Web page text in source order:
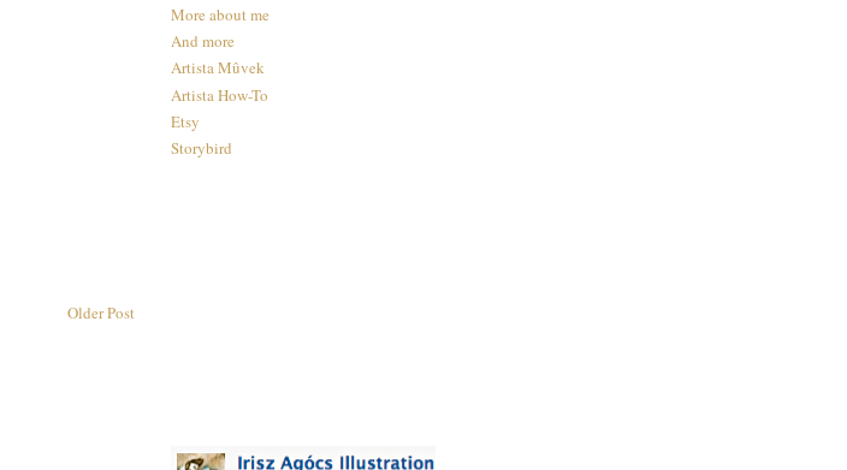
Older Post
More about me
And more
Artista Mûvek
Artista How-To
Etsy
Storybird